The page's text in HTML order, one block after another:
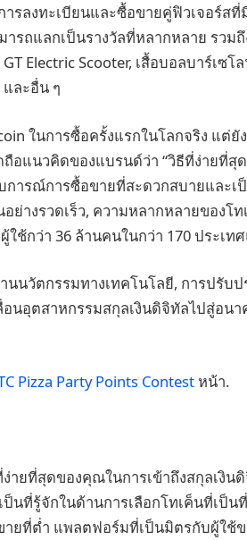
รลงทะเบียนและซื้อขายคู่ฟิวเจอร์ส
ถแลกเป็นรางวัลที่หลากหลาย รวมถึ
Electric Scooter, เสื้อบอลบาร์เซโ
ละอื่น ๆ
ในการซื้อครั้งแรกในโลกจริง แต่
ถือแนวคิดของแบรนด์ว่า “วิธีที่ง่ายที่สุ
การณ์การซื้อขายที่สะดวกสบายและ
างรวดเร็ว, ความหลากหลายของโ
ใช้กว่า 36 ล้านคนในกว่า 170 ประเท
นวัตกรรมทางเทคโนโลยี, การปรับป
นอุตสาหกรรมสกุลเงินดิจิทัลไปสู่อน
Pizza Party Points Contest หน้า.
ายที่สุดของคุณในการเข้าถึงสกุลเงิน
ป็นที่รู้จักในด้านการเลือกโทเค็นที่เป็
ยที่ต่ำ แพลตฟอร์มที่เป็นมิตรกับผู้ใช้